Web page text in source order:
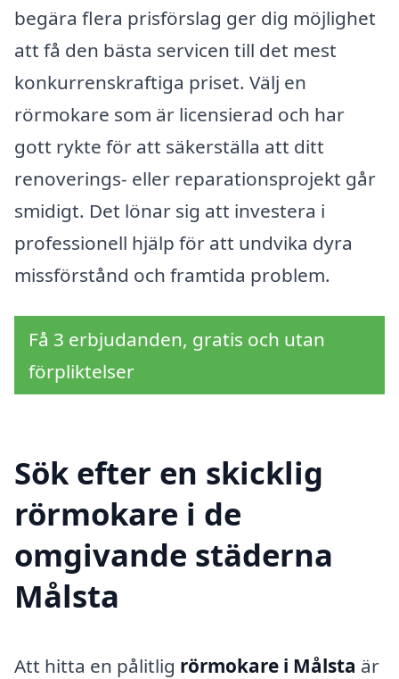
begära flera prisförslag ger dig möjlighet
att få den bästa servicen till det mest
konkurrenskraftiga priset. Välj en
rörmokare som är licensierad och har
gott rykte för att säkerställa att ditt
renoverings- eller reparationsprojekt går
smidigt. Det lönar sig att investera i
professionell hjälp för att undvika dyra
missförstånd och framtida problem.
Få 3 erbjudanden, gratis och utan
förpliktelser
Sök efter en skicklig
rörmokare i de
omgivande städerna
Målsta
Att hitta en pålitlig rörmokare i Målsta är